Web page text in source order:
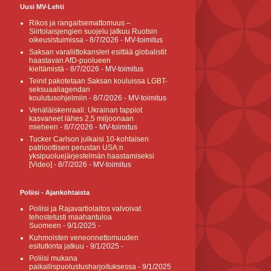
Uusi MV-Lehti
Rikos ja rangaitsemattomuus –
Siirtolaisjengien suojelu jatkuu Ruotsin
oikeusistuimissa - 8/7/2026 - MV-toimitus
Saksan varaliittokansleri esittää globalistit
haastavan AfD-puolueen
kieltämistä - 8/7/2026 - MV-toimitus
Teinit pakotetaan Saksan kouluissa LGBT-
seksuaaliagendan
koulutusohjelmiin - 8/7/2026 - MV-toimitus
Venäläiskenraali: Ukrainan tappiot
kasvaneet lähes 2,5 miljoonaan
mieheen - 8/7/2026 - MV-toimitus
Tucker Carlson julkaisi 10-kohtaisen
patrioottisen perustan USA:n
yksipuoluejärjestelmän haastamiseksi
[Video] - 8/7/2026 - MV-toimitus
Poliisi - Ajankohtaista
Poliisi ja Rajavartiolaitos valvoivat
tehostetusti maahantuloa
Suomeen - 9/1/2025 -
Kuhmoisten veneonnettomuuden
esitutkinta jatkuu - 9/1/2025 -
Poliisi mukana
paikallispuolustusharjoituksessa - 9/1/2025